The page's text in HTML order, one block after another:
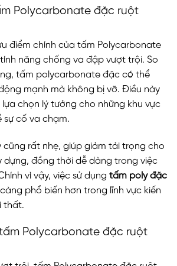
Polycarbonate đặc ruột
điểm chính của tấm Polycarbonate
năng chống va đập vượt trội. So
tấm polycarbonate đặc có thể
mạnh mà không bị vỡ. Điều này
chọn lý tưởng cho những khu vực
sự cố va chạm.
cũng rất nhẹ, giúp giảm tải trọng cho
dựng, đồng thời dễ dàng trong việc
vì vậy, việc sử dụng tấm poly đặc
phổ biến hơn trong lĩnh vực kiến
thất.
Polycarbonate đặc ruột